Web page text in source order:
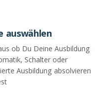
auswählen
ob Du Deine Ausbildung
Schalter oder
Ausbildung absolvieren